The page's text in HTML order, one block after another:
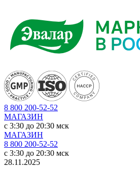
8 800 200-52-52
МАГАЗИН
c 3:30 до 20:30 мск
МАГАЗИН
8 800 200-52-52
c 3:30 до 20:30 мск
28.11.2025